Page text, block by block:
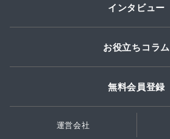
インタビュー
お役立ちコラム
無料会員登録
運営会社